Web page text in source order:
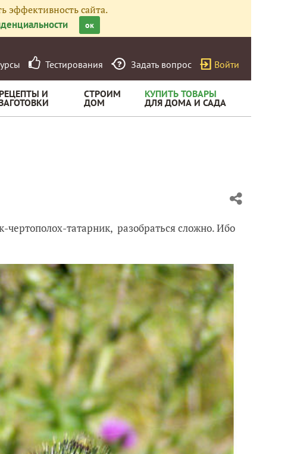
эффективность сайта.
ок
Тестирования Задать вопрос Войти
РЕЦЕПТЫ И СТРОИМ
ДОМ
КУПИТЬ ТОВАРЫ
ДЛЯ ДОМА И САДА
чертополох-татарник, разобраться сложно. Ибо